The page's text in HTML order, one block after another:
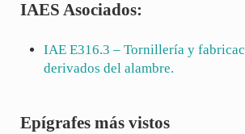
IAES Asociados:
IAEE316.3 – Tornillería y
derivados del alambre.
Sidebar
Epígrafes más vistos